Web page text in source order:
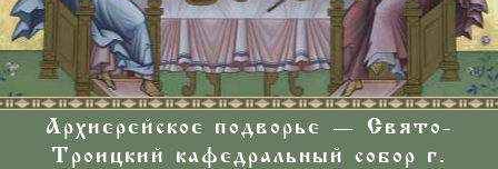
Архиерейское подворье — Свято-
Троицкий кафедральный собор г.